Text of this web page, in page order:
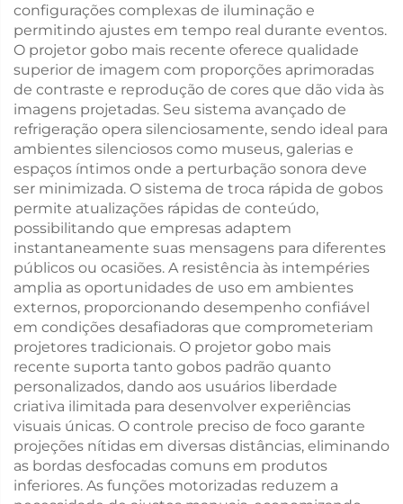
configurações complexas de iluminação e
permitindo ajustes em tempo real durante eventos.
O projetor gobo mais recente oferece qualidade
superior de imagem com proporções aprimoradas
de contraste e reprodução de cores que dão vida às
imagens projetadas. Seu sistema avançado de
refrigeração opera silenciosamente, sendo ideal para
ambientes silenciosos como museus, galerias e
espaços íntimos onde a perturbação sonora deve
ser minimizada. O sistema de troca rápida de gobos
permite atualizações rápidas de conteúdo,
possibilitando que empresas adaptem
instantaneamente suas mensagens para diferentes
públicos ou ocasiões. A resistência às intempéries
amplia as oportunidades de uso em ambientes
externos, proporcionando desempenho confiável
em condições desafiadoras que comprometeriam
projetores tradicionais. O projetor gobo mais
recente suporta tanto gobos padrão quanto
personalizados, dando aos usuários liberdade
criativa ilimitada para desenvolver experiências
visuais únicas. O controle preciso de foco garante
projeções nítidas em diversas distâncias, eliminando
as bordas desfocadas comuns em produtos
inferiores. As funções motorizadas reduzem a